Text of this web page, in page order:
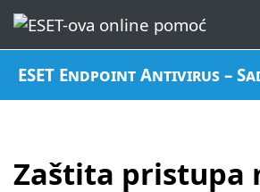
ESET Endpoint Antivirus –
Zaštita pristupa